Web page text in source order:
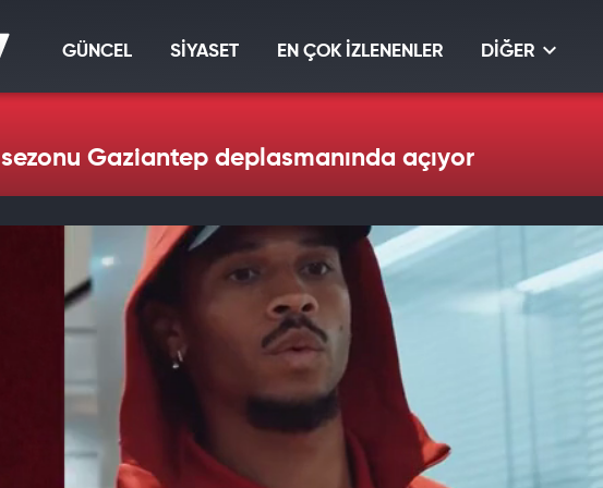
GÜNCEL SİYASET EN ÇOK İZLENENLER DİĞER
Gaziantep deplasmanında açıyor